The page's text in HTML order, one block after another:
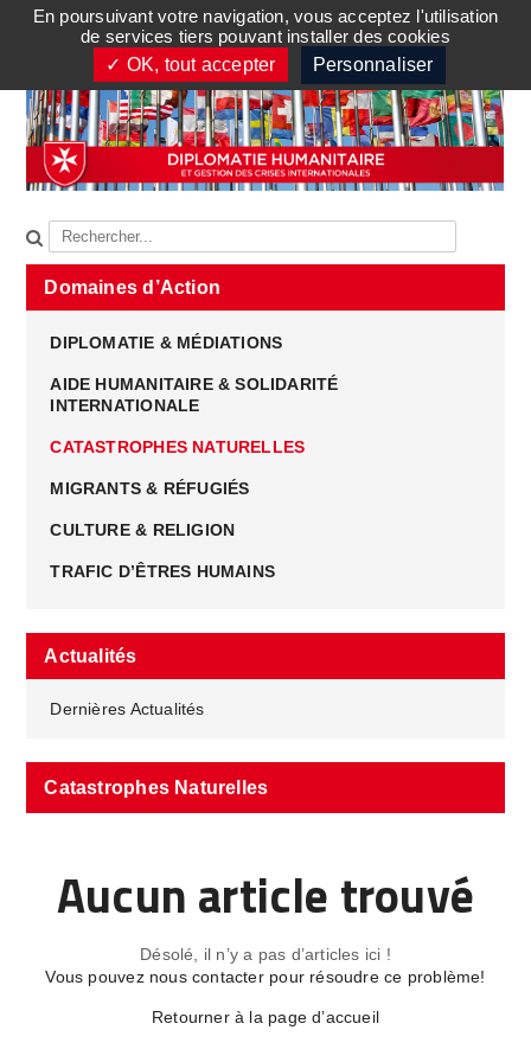
TOGGLE MENU
Domaines d’Action
DIPLOMATIE & MÉDIATIONS
AIDE HUMANITAIRE & SOLIDARITÉ
INTERNATIONALE
CATASTROPHES NATURELLES
MIGRANTS & RÉFUGIÉS
CULTURE & RELIGION
TRAFIC D’ÊTRES HUMAINS
Actualités
Dernières Actualités
Catastrophes Naturelles
Aucun article trouvé
Désolé, il n’y a pas d’articles ici !
Vous pouvez nous contacter pour résoudre ce problème!
Retourner à la page d’accueil
En poursuivant votre navigation, vous acceptez l'utilisation
de services tiers pouvant installer des cookies
✓ OK, tout accepter
Personnaliser